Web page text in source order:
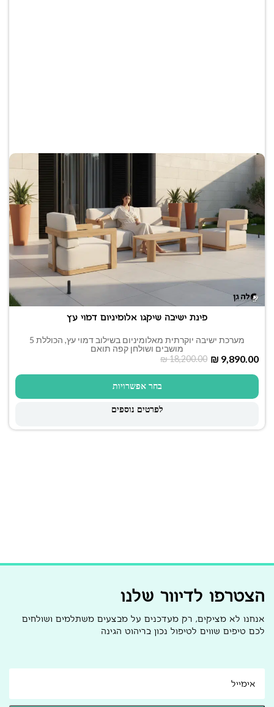
פינת ישיבה שיקגו אלומיניום דמוי עץ
מערכת ישיבה יוקרתית מאלומיניום בשילוב דמוי עץ, הכוללת 5
מושבים ושולחן קפה תואם
₪18,200.00 ₪ 9,890.00
בחר אפשרויות
לפרטים נוספים
הצטרפו לדיוור שלנו
אנחנו לא מציקים, רק מעדכנים על מבצעים משתלמים ושולחים
לכם טיפים שווים לטיפול נכון בריהוט הגינה